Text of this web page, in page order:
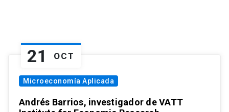
21 OCT
Microeconomía Aplicada
Andrés Barrios, investigador de VATT